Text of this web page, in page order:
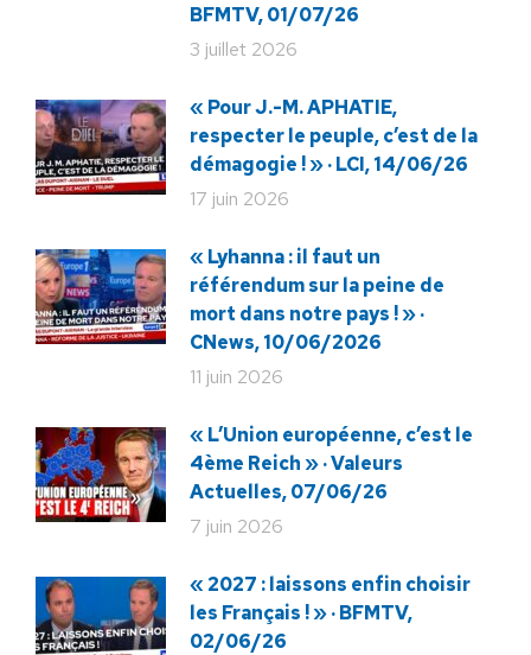
BFMTV, 01/07/26
3 juillet 2026
« Pour J.-M. APHATIE,
respecter le peuple, c’est de la
démagogie ! » · LCI, 14/06/26
17 juin 2026
« Lyhanna : il faut un
référendum sur la peine de
mort dans notre pays ! » ·
CNews, 10/06/2026
11 juin 2026
« L’Union européenne, c’est le
4ème Reich » · Valeurs
Actuelles, 07/06/26
7 juin 2026
« 2027 : laissons enfin choisir
les Français ! » · BFMTV,
02/06/26